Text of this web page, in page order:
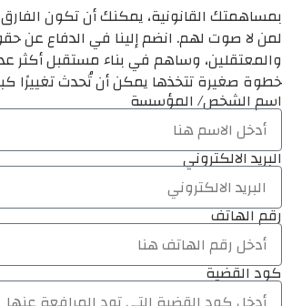
بمساهمتك القانونية، يمكنك أن تكون
لمن لا صوت لهم. انضم إلينا في الدفاع عن
والمعتقلين، وساهم في بناء مستقبل أكثر
خطوة صغيرة تتخذها يمكن أن تُحدث تغييرًا
اسم الشخص/ المؤسسة
البريد الالكتروني
رقم الهاتف
كود القضية